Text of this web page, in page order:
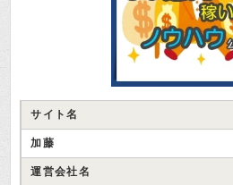
サイト名
加藤
運営会社名